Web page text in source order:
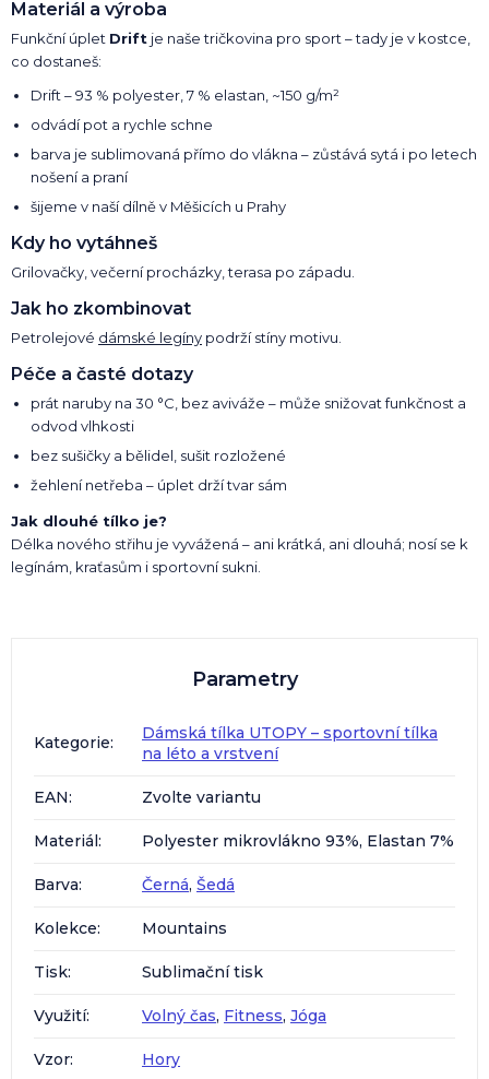
Materiál a výroba
Funkční úplet Drift je naše tričkovina pro sport – tady je v kostce,
co dostaneš:
Drift – 93 % polyester, 7 % elastan, ~150 g/m²
odvádí pot a rychle schne
barva je sublimovaná přímo do vlákna – zůstává sytá i po letech
nošení a praní
šijeme v naší dílně v Měšicích u Prahy
Kdy ho vytáhneš
Grilovačky, večerní procházky, terasa po západu.
Jak ho zkombinovat
Petrolejové dámské legíny podrží stíny motivu.
Péče a časté dotazy
prát naruby na 30 °C, bez aviváže – může snižovat funkčnost a
odvod vlhkosti
bez sušičky a bělidel, sušit rozložené
žehlení netřeba – úplet drží tvar sám
Jak dlouhé tílko je?
Délka nového střihu je vyvážená – ani krátká, ani dlouhá; nosí se k
legínám, kraťasům i sportovní sukni.
Parametry
Kategorie:
Dámská tílka UTOPY – sportovní tílka
na léto a vrstvení
EAN: Zvolte variantu
Materiál: Polyester mikrovlákno 93%, Elastan 7%
Barva: Černá, Šedá
Kolekce: Mountains
Tisk: Sublimační tisk
Využití: Volný čas, Fitness, Jóga
Vzor: Hory